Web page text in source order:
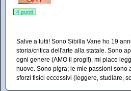
4 punti
Salve a tutti! Sono Sibilla Vane ho 19
storia/critica dell'arte alla statale. Sono
ogni genere (AMO il prog!!), mi piace
nuove. Sono pigra; le mie passioni sono
sforzi fisici eccessivi (leggere, studiare,